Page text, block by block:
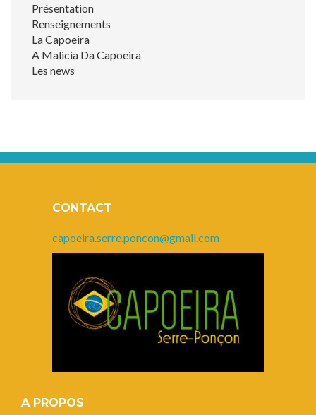
Présentation
Renseignements
La Capoeira
A Malicia Da Capoeira
Les news
CONTACT
capoeira.serre.poncon@gmail.com
A PROPOS